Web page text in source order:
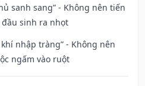
sanh sang” - Không nên tiến
sinh ra nhọt
nhập tràng” - Không nên
ngấm vào ruột